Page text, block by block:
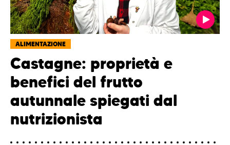
ALIMENTAZIONE
Castagne: proprietà e
benefici del frutto
autunnale spiegati dal
nutrizionista